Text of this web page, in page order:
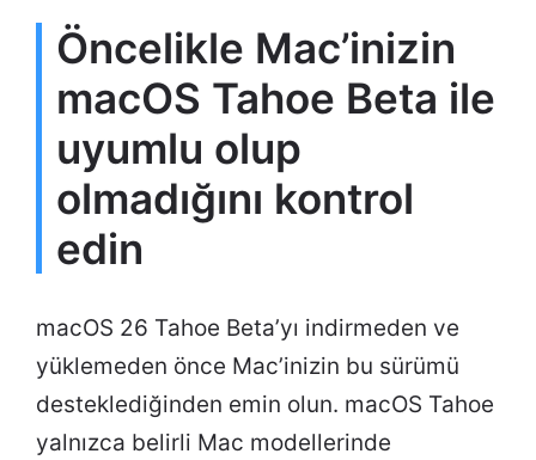
Öncelikle Mac’inizin
macOS Tahoe Beta ile
uyumlu olup
olmadığını kontrol
edin
macOS 26 Tahoe Beta’yı indirmeden ve
yüklemeden önce Mac’inizin bu sürümü
desteklediğinden emin olun. macOS Tahoe
yalnızca belirli Mac modellerinde